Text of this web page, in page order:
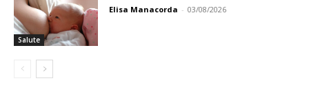
Salute
Elisa Manacorda - 03/08/2026